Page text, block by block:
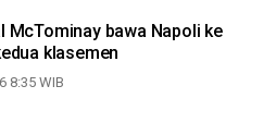
McTominay bawa Napoli ke
klasemen
8:35 WIB